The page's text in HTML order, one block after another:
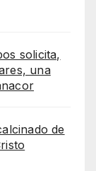
solicita,
una
de